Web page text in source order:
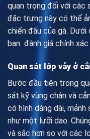
quan trọng đối với các
đặc trưng này có thể
chiến đấu của gà.
bạn đánh giá chính
Quan sát lớp vảy ở
Bước đầu tiên trong
sát kỹ vùng chân và
có hình dáng dài,
như một lưỡi dao.
và sắc hơn so với các